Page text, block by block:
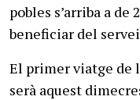
pobles s’arriba a
beneficiar del
El primer viatge de
serà aquest